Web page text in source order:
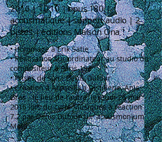
2016 | 10’10 | opus 180 |
acousmatique | support audio | 2
pistes | éditions Maison Ona
• Hommage à Erik Satie
• Réalisation sur ordinateur au studio du
compositeur à Paris 19e
• Prises de son : Denis Dufour
• Création à Arcueil, La Distillerie, Anis
Gras - le lieu de l'autre, le jeudi 26 mai
2016 lors du cycle Musiques à réaction
7.2 par Denis Dufour sur acousmonium
Motus